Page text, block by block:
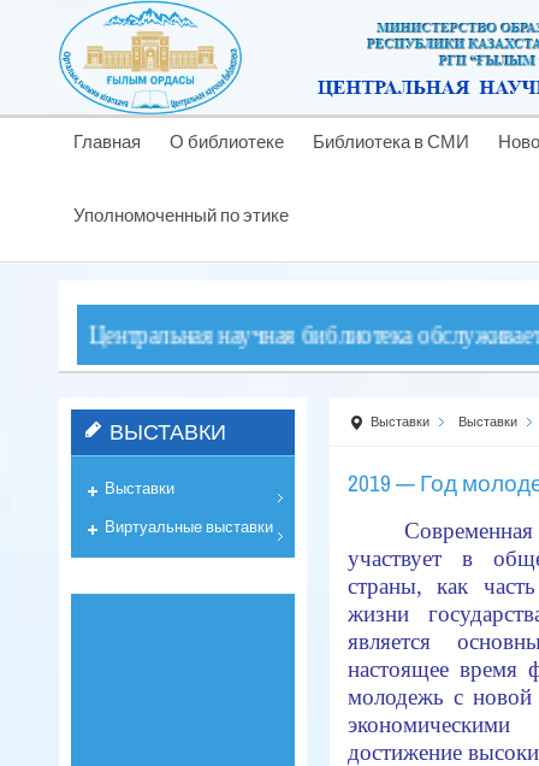
Главная О библиотеке Библиотека в СМИ
Уполномоченный по этике
Центральная научная библиотека обслуживает
Выставки Выставки
2019 — Год
участвует в
страны, как
жизни
является
настоящее время
молодежь с
достижение
ВЫСТАВКИ
Выставки
Виртуальные выставки